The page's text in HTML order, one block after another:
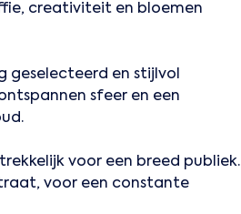
creativiteit en bloemen
geselecteerd en stijlvol
sfeer en een
voor een breed publiek.
voor een constante